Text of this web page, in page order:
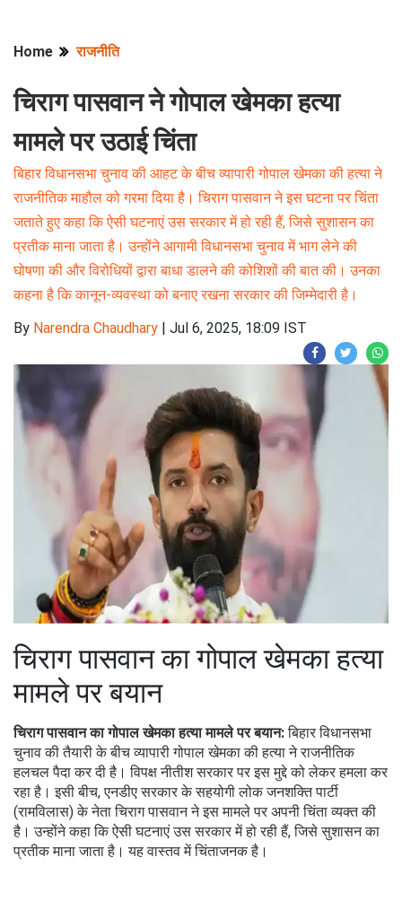
Home राजनीति
चिराग पासवान ने गोपाल खेमका हत्या
मामले पर उठाई चिंता
बिहार विधानसभा चुनाव की आहट के बीच व्यापारी गोपाल खेमका की हत्या ने
राजनीतिक माहौल को गरमा दिया है। चिराग पासवान ने इस घटना पर चिंता
जताते हुए कहा कि ऐसी घटनाएं उस सरकार में हो रही हैं, जिसे सुशासन का
प्रतीक माना जाता है। उन्होंने आगामी विधानसभा चुनाव में भाग लेने की
घोषणा की और विरोधियों द्वारा बाधा डालने की कोशिशों की बात की। उनका
कहना है कि कानून-व्यवस्था को बनाए रखना सरकार की जिम्मेदारी है।
By Narendra Chaudhary | Jul 6, 2025, 18:09 IST
चिराग पासवान का गोपाल खेमका हत्या
मामले पर बयान
चिराग पासवान का गोपाल खेमका हत्या मामले पर बयान:बिहार विधानसभा
चुनाव की तैयारी के बीच व्यापारी गोपाल खेमका की हत्या ने राजनीतिक
हलचल पैदा कर दी है। विपक्ष नीतीश सरकार पर इस मुद्दे को लेकर हमला कर
रहा है। इसी बीच, एनडीए सरकार के सहयोगी लोक जनशक्ति पार्टी
(रामविलास) के नेता चिराग पासवान ने इस मामले पर अपनी चिंता व्यक्त की
है। उन्होंने कहा कि ऐसी घटनाएं उस सरकार में हो रही हैं, जिसे सुशासन का
प्रतीक माना जाता है। यह वास्तव में चिंताजनक है।